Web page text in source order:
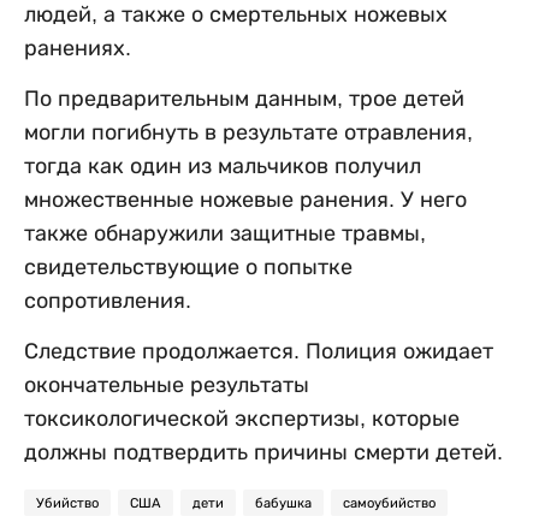
людей, а также о смертельных ножевых
ранениях.
По предварительным данным, трое детей
могли погибнуть в результате отравления,
тогда как один из мальчиков получил
множественные ножевые ранения. У него
также обнаружили защитные травмы,
свидетельствующие о попытке
сопротивления.
Следствие продолжается. Полиция ожидает
окончательные результаты
токсикологической экспертизы, которые
должны подтвердить причины смерти детей.
Убийство США дети бабушка самоубийство